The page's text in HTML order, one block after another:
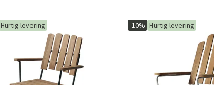
Hurtig levering -10% Hurtig levering